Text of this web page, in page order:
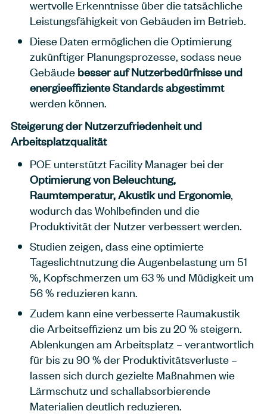
wertvolle Erkenntnisse über die tatsächliche
Leistungsfähigkeit von Gebäuden im Betrieb.
Diese Daten ermöglichen die Optimierung
zukünftiger Planungsprozesse, sodass neue
Gebäude besser auf Nutzerbedürfnisse und
energieeffiziente Standards abgestimmt
werden können.
Steigerung der Nutzerzufriedenheit und
Arbeitsplatzqualität
POE unterstützt Facility Manager bei der
Optimierung von Beleuchtung,
Raumtemperatur, Akustik und Ergonomie,
wodurch das Wohlbefinden und die
Produktivität der Nutzer verbessert werden.
Studien zeigen, dass eine optimierte
Tageslichtnutzung die Augenbelastung um 51
%, Kopfschmerzen um 63 % und Müdigkeit um
56 % reduzieren kann.
Zudem kann eine verbesserte Raumakustik
die Arbeitseffizienz um bis zu 20 % steigern.
Ablenkungen am Arbeitsplatz – verantwortlich
für bis zu 90 % der Produktivitätsverluste –
lassen sich durch gezielte Maßnahmen wie
Lärmschutz und schallabsorbierende
Materialien deutlich reduzieren.